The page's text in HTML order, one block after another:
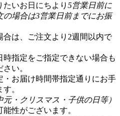
いお日にちより 5営業日前に
の場合は3営業日前までにお振
は、ご注文より2週間以内で
指定をご指定できない場合も
い。
お届け時間帯指定通りにお手
。
・クリスマス・子供の日等）
能性がございます。